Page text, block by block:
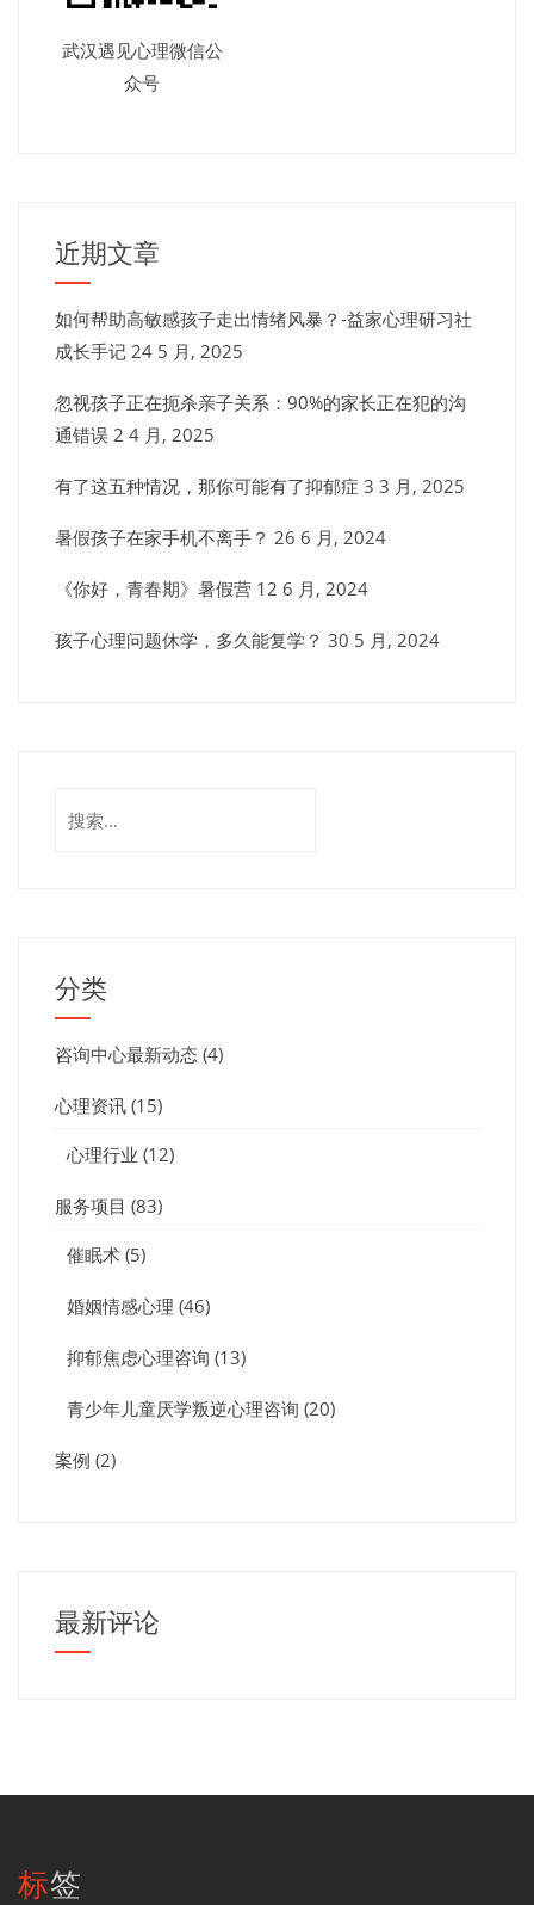
武汉遇见心理微信公
众号
近期文章
如何帮助高敏感孩子走出情绪风暴？-益家心理研习社
成长手记 24 5 月, 2025
忽视孩子正在扼杀亲子关系：90%的家长正在犯的沟
通错误 2 4 月, 2025
有了这五种情况，那你可能有了抑郁症 3 3 月, 2025
暑假孩子在家手机不离手？ 26 6 月, 2024
《你好，青春期》暑假营 12 6 月, 2024
孩子心理问题休学，多久能复学？ 30 5 月, 2024
索：
分类
咨询中心最新动态 (4)
心理资讯 (15)
心理行业 (12)
服务项目 (83)
催眠术 (5)
婚姻情感心理 (46)
抑郁焦虑心理咨询 (13)
青少年儿童厌学叛逆心理咨询 (20)
案例 (2)
最新评论
标签